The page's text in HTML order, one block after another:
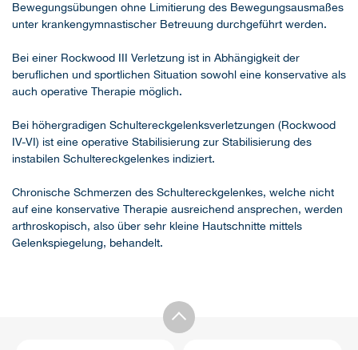
Bewegungsübungen ohne Limitierung des Bewegungsausmaßes
unter krankengymnastischer Betreuung durchgeführt werden.
Bei einer Rockwood III Verletzung ist in Abhängigkeit der
beruflichen und sportlichen Situation sowohl eine konservative als
auch operative Therapie möglich.
Bei höhergradigen Schultereckgelenksverletzungen (Rockwood
IV-VI) ist eine operative Stabilisierung zur Stabilisierung des
instabilen Schultereckgelenkes indiziert.
Chronische Schmerzen des Schultereckgelenkes, welche nicht
auf eine konservative Therapie ausreichend ansprechen, werden
arthroskopisch, also über sehr kleine Hautschnitte mittels
Gelenkspiegelung, behandelt.